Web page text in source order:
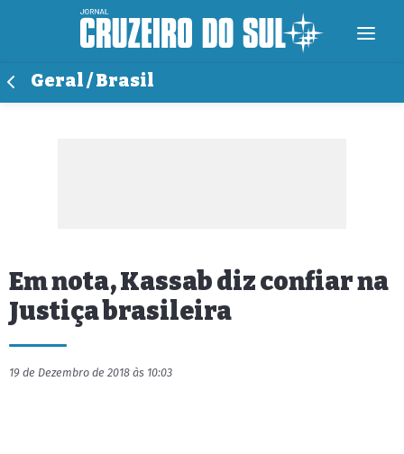
Geral / Brasil
Em nota, Kassab diz confiar na
Justiça brasileira
19 de Dezembro de 2018 às 10:03